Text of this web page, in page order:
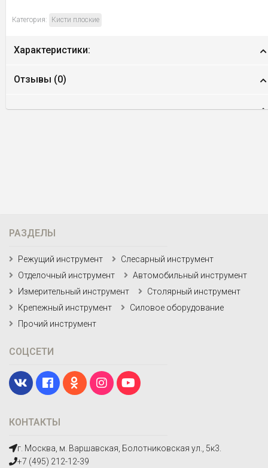
Категория: Кисти плоские
Характеристики:
Отзывы (0)
КОНТАКТЫ
г. Москва, м. Варшавская, Болотниковская ул., 5к3.
+7 (495) 212-12-39
РАЗДЕЛЫ
Режущий инструмент
Слесарный инструмент
Отделочный инструмент
Автомобильный инструмент
Измерительный инструмент
Столярный инструмент
Крепежный инструмент
Силовое оборудование
Прочий инструмент
СОЦСЕТИ